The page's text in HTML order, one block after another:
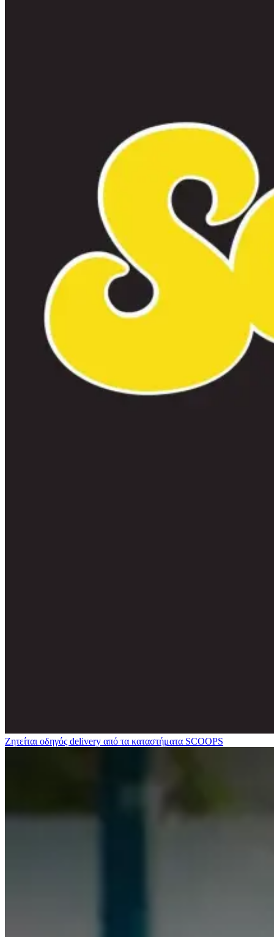
Ζητείται οδηγός delivery από τα καταστήματα SCOOPS